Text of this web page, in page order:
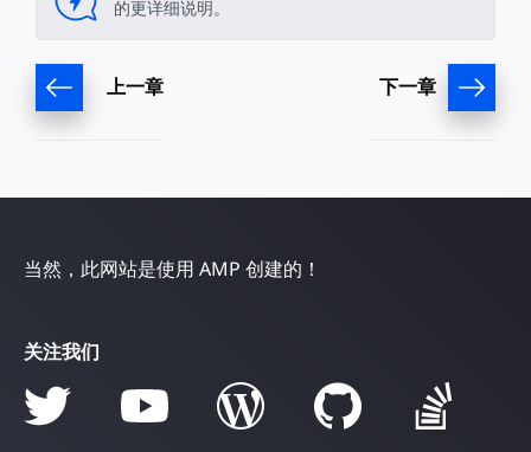
的更详细说明。
上一章 下一章
当然，此网站是使用 AMP 创建的！
关注我们